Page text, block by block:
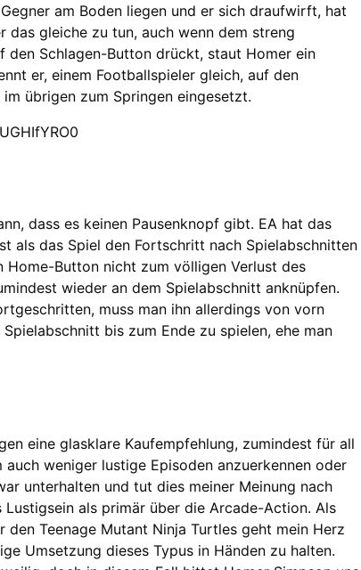
am Boden liegen und er sich draufwirft, hat
das gleiche zu tun, auch wenn dem streng
den Schlagen-Button drückt, staut Homer ein
er, einem Footballspieler gleich, auf den
übrigen zum Springen eingesetzt.
dass es keinen Pausenknopf gibt. EA hat das
als das Spiel den Fortschritt nach Spielabschnitten
Button nicht zum völligen Verlust des
wieder an dem Spielabschnitt anknüpfen.
muss man ihn allerdings von vorn
bis zum Ende zu spielen, ehe man
eine glasklare Kaufempfehlung, zumindest für all
auch weniger lustige Episoden anzuerkennen oder
unterhalten und tut dies meiner Meinung nach
als primär über die Arcade-Action. Als
Teenage Mutant Ninja Turtles geht mein Herz
Umsetzung dieses Typus in Händen zu halten.